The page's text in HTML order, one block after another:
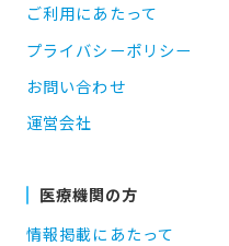
ご利用にあたって
プライバシーポリシー
お問い合わせ
運営会社
医療機関の方
情報掲載にあたって